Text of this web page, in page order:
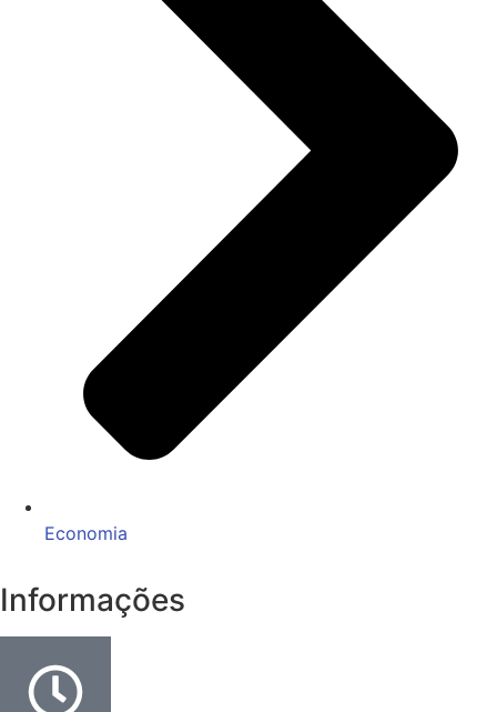
Economia
Informações